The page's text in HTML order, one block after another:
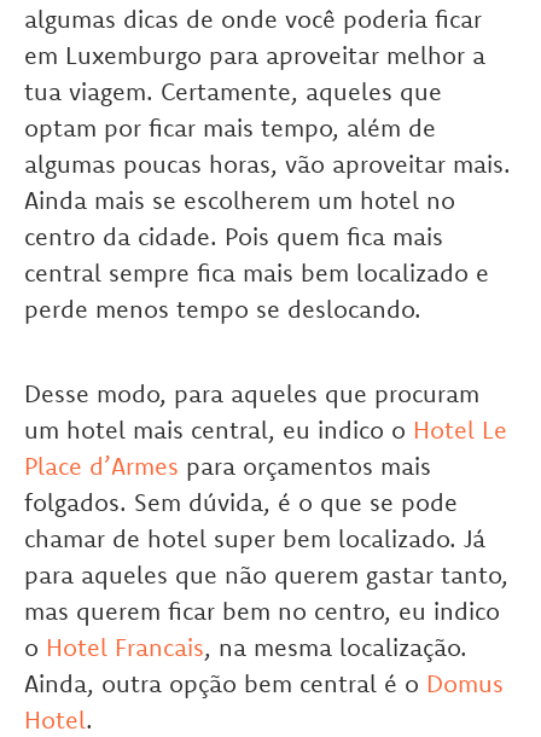
algumas dicas de onde você poderia ficar
em Luxemburgo para aproveitar melhor a
tua viagem. Certamente, aqueles que
optam por ficar mais tempo, além de
algumas poucas horas, vão aproveitar mais.
Ainda mais se escolherem um hotel no
centro da cidade. Pois quem fica mais
central sempre fica mais bem localizado e
perde menos tempo se deslocando.
Desse modo, para aqueles que procuram
um hotel mais central, eu indico o Hotel Le
Place d’Armes para orçamentos mais
folgados. Sem dúvida, é o que se pode
chamar de hotel super bem localizado. Já
para aqueles que não querem gastar tanto,
mas querem ficar bem no centro, eu indico
o Hotel Francais, na mesma localização.
Ainda, outra opção bem central é o Domus
Hotel.